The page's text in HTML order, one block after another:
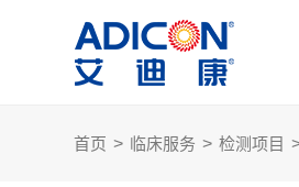
首页 > 临床服务 > 检测项目